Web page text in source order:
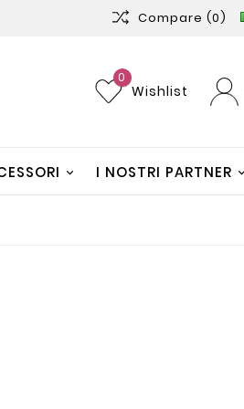
Compare (0)
0
Wishlist
I NOSTRI PARTNER